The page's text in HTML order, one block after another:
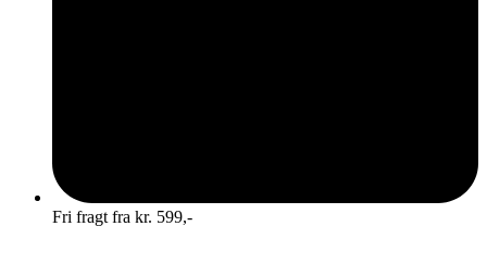
Fri fragt fra kr. 599,-